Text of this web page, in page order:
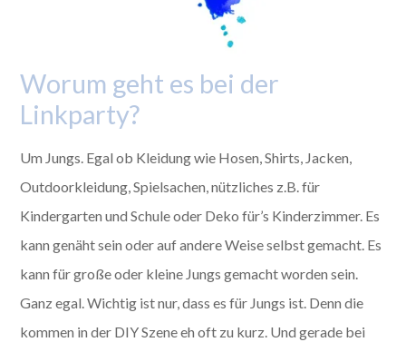
Worum geht es bei der
Linkparty?
Um Jungs. Egal ob Kleidung wie Hosen, Shirts, Jacken,
Outdoorkleidung, Spielsachen, nützliches z.B. für
Kindergarten und Schule oder Deko für’s Kinderzimmer. Es
kann genäht sein oder auf andere Weise selbst gemacht. Es
kann für große oder kleine Jungs gemacht worden sein.
Ganz egal. Wichtig ist nur, dass es für Jungs ist. Denn die
kommen in der DIY Szene eh oft zu kurz. Und gerade bei